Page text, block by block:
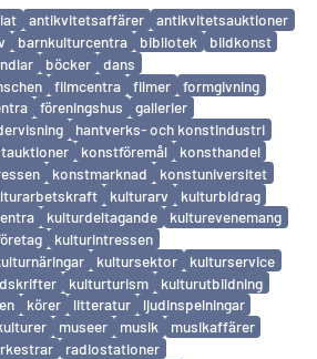
antikvitetsaffärer
antikvitetsauktioner
barnkulturcentra bibliotek
bildkonst
böcker
dans
filmcentra filmer
formgivning
föreningshus
gallerier
hantverks- och konstindustri
konstföremål
konsthandel
konstmarknad
konstuniversitet
kulturarv
kulturbidrag
kulturdeltagande
kulturevenemang
kulturintressen
kultursektor
kulturservice
kulturturism
kulturutbildning
körer litteratur
ljudinspelningar
museer musik
musikaffärer
radiostationer